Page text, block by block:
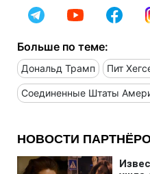
Больше по теме:
Дональд Трамп Пит
Соединенные Штаты